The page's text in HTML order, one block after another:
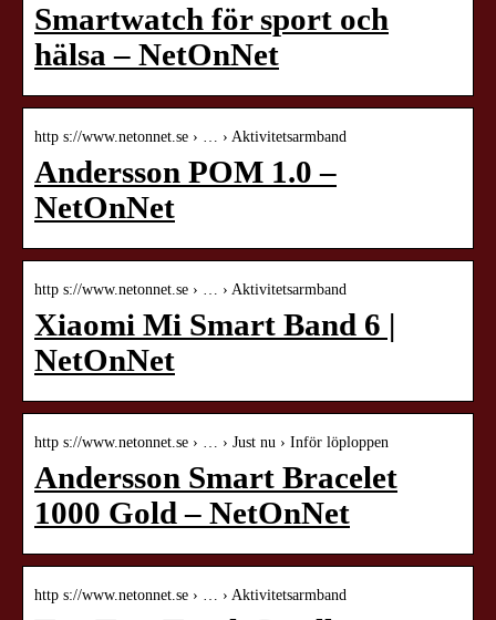
Smartwatch för sport och
hälsa – NetOnNet
http s://www.netonnet.se › … › Aktivitetsarmband
Andersson POM 1.0 –
NetOnNet
http s://www.netonnet.se › … › Aktivitetsarmband
Xiaomi Mi Smart Band 6 |
NetOnNet
http s://www.netonnet.se › … › Just nu › Inför löploppen
Andersson Smart Bracelet
1000 Gold – NetOnNet
http s://www.netonnet.se › … › Aktivitetsarmband